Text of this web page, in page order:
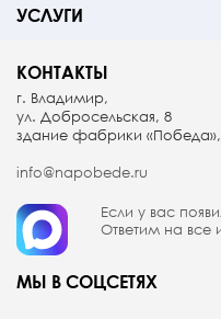
УСЛУГИ
КОНТАКТЫ
г. Владимир,
ул. Добросельская, 8
здание фабрики
info@napobede.ru
Если у вас
Ответим на все
МЫ В СОЦСЕТЯХ